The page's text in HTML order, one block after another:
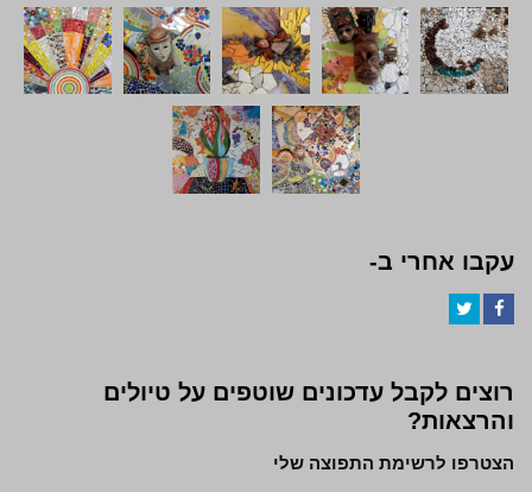
עקבו אחרי ב-
רוצים לקבל עדכונים שוטפים על טיולים
והרצאות?
הצטרפו לרשימת התפוצה שלי